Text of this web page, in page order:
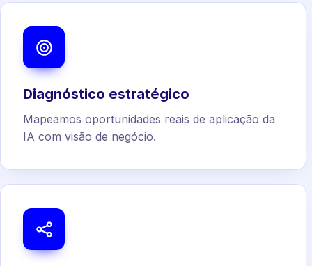
Diagnóstico estratégico
Mapeamos oportunidades reais de aplicação da
IA com visão de negócio.